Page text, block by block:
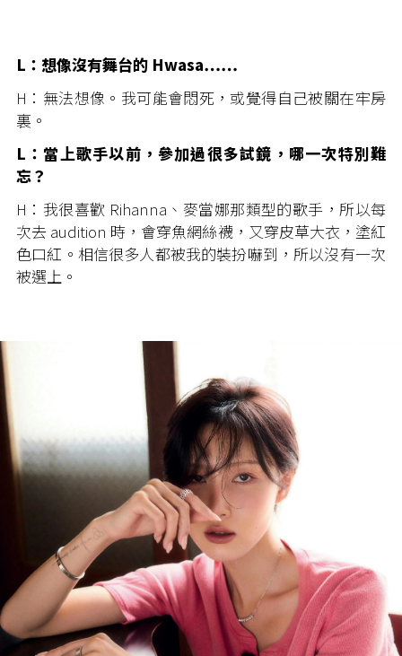
L：想像沒有舞台的 Hwasa……
H：無法想像。我可能會悶死，或覺得自己被關在牢房
裏。
L：當上歌手以前，參加過很多試鏡，哪一次特別難
忘？
H：我很喜歡 Rihanna、麥當娜那類型的歌手，所以每
次去 audition 時，會穿魚網絲襪，又穿皮草大衣，塗紅
色口紅。相信很多人都被我的裝扮嚇到，所以沒有一次
被選上。